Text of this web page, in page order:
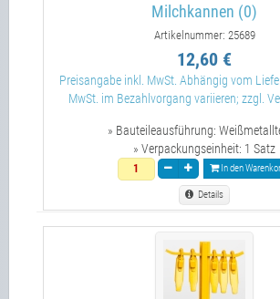
Milchkannen (0)
Artikelnummer: 25689
12,60 €
Preisangabe inkl. MwSt. Abhängig vom
MwSt. im Bezahlvorgang variieren; zzgl.
» Bauteileausführung:
» Verpackungseinheit: 1 Satz
In den
Details